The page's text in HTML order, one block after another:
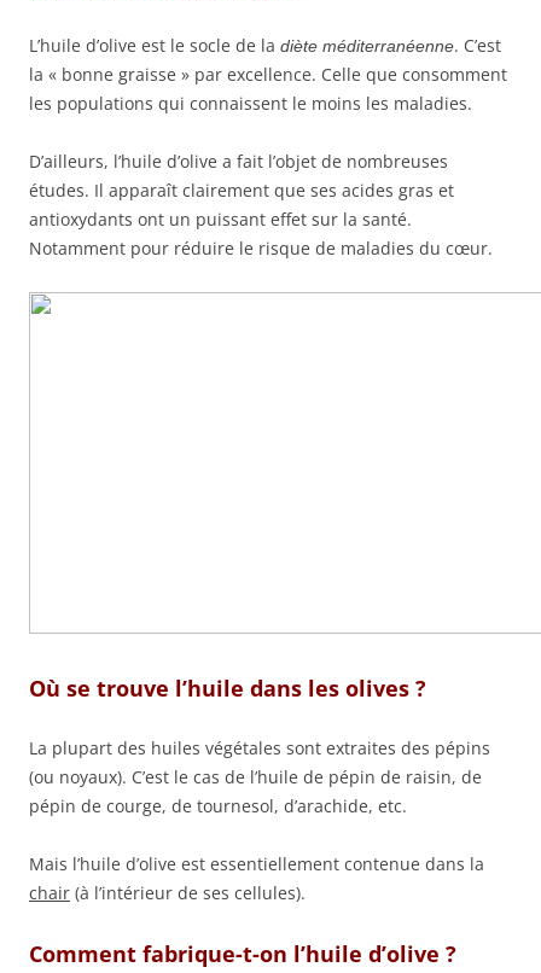
L’huile d’olive est le socle de la diète méditerranéenne. C’est
la « bonne graisse » par excellence. Celle que consomment
les populations qui connaissent le moins les maladies.
D’ailleurs, l’huile d’olive a fait l’objet de nombreuses
études. Il apparaît clairement que ses acides gras et
antioxydants ont un puissant effet sur la santé.
Notamment pour réduire le risque de maladies du cœur.
Où se trouve l’huile dans les olives ?
La plupart des huiles végétales sont extraites des pépins
(ou noyaux). C’est le cas de l’huile de pépin de raisin, de
pépin de courge, de tournesol, d’arachide, etc.
Mais l’huile d’olive est essentiellement contenue dans la
chair (à l’intérieur de ses cellules).
Comment fabrique-t-on l’huile d’olive ?